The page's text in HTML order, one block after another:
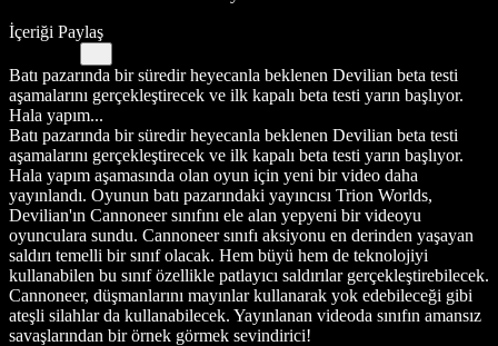
İçeriği Paylaş
Batı pazarında bir süredir heyecanla beklenen Devilian beta testi
aşamalarını gerçekleştirecek ve ilk kapalı beta testi yarın başlıyor.
Hala yapım...
Batı pazarında bir süredir heyecanla beklenen Devilian beta testi
aşamalarını gerçekleştirecek ve ilk kapalı beta testi yarın başlıyor.
Hala yapım aşamasında olan oyun için yeni bir video daha
yayınlandı. Oyunun batı pazarındaki yayıncısı Trion Worlds,
Devilian'ın Cannoneer sınıfını ele alan yepyeni bir videoyu
oyunculara sundu. Cannoneer sınıfı aksiyonu en derinden yaşayan
saldırı temelli bir sınıf olacak. Hem büyü hem de teknolojiyi
kullanabilen bu sınıf özellikle patlayıcı saldırılar gerçekleştirebilecek.
Cannoneer, düşmanlarını mayınlar kullanarak yok edebileceği gibi
ateşli silahlar da kullanabilecek. Yayınlanan videoda sınıfın amansız
savaşlarından bir örnek görmek sevindirici!